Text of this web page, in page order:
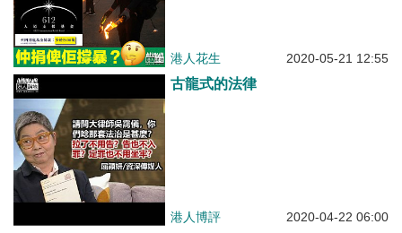
港人花生 2020-05-21 12:55
古龍式的法律
港人博評 2020-04-22 06:00